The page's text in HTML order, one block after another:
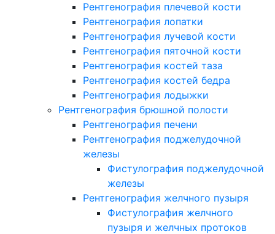
Рентгенография плечевой кости
Рентгенография лопатки
Рентгенография лучевой кости
Рентгенография пяточной кости
Рентгенография костей таза
Рентгенография костей бедра
Рентгенография лодыжки
Рентгенография брюшной полости
Рентгенография печени
Рентгенография поджелудочной
железы
Фистулография поджелудочной
железы
Рентгенография желчного пузыря
Фистулография желчного
пузыря и желчных протоков